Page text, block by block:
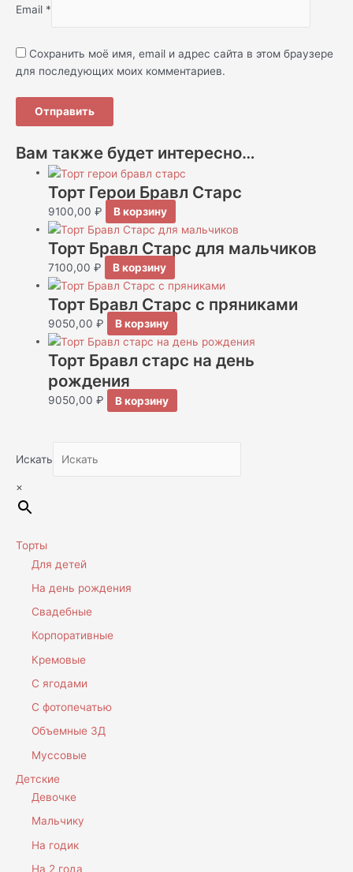
Email *
Сохранить моё имя, email и адрес сайта в этом браузере
для последующих моих комментариев.
Вам также будет интересно…
Торт Герои Бравл Старс
9100,00₽ В корзину
Торт Бравл Старс для мальчиков
7100,00₽ В корзину
Торт Бравл Старс с пряниками
9050,00₽ В корзину
Торт Бравл старс на день
рождения
9050,00₽ В корзину
Искать
×
Торты
Для детей
На день рождения
Свадебные
Корпоративные
Кремовые
С ягодами
С фотопечатью
Объемные 3Д
Муссовые
Детские
Девочке
Мальчику
На годик
На 2 года